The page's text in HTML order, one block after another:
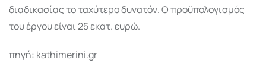
διαδικασίας το ταχύτερο δυνατόν. Ο προϋπολογισμός
του έργου είναι 25 εκατ. ευρώ.
πηγή: kathimerini.gr